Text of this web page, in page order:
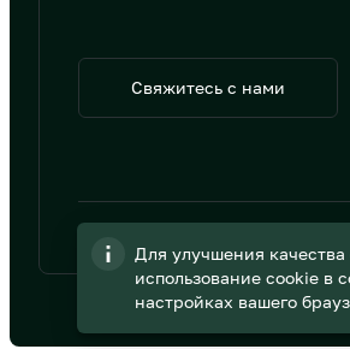
Свяжитесь с нами
Для улучшения
использование cookie в
настройках вашего